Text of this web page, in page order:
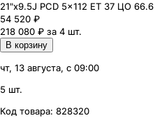
21"x9.5J PCD 5x112 ЕТ 37 ЦО 66.6
54 520 ₽
218 080 ₽ за 4 шт.
В корзину
чт, 13 августа, с 09:00
5 шт.
Код товара: 828320